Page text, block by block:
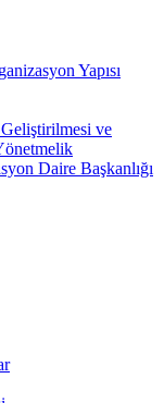
Yapısı
ve
Daire Başkanlığı